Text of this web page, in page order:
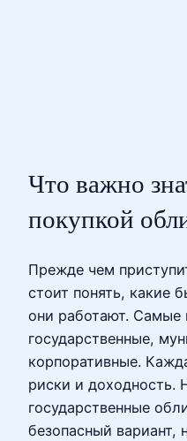
Что важно
покупкой
Прежде чем
стоит понять, какие
они работают. Самые
государственные,
корпоративные.
риски и доходность.
государственные
безопасный вариант,